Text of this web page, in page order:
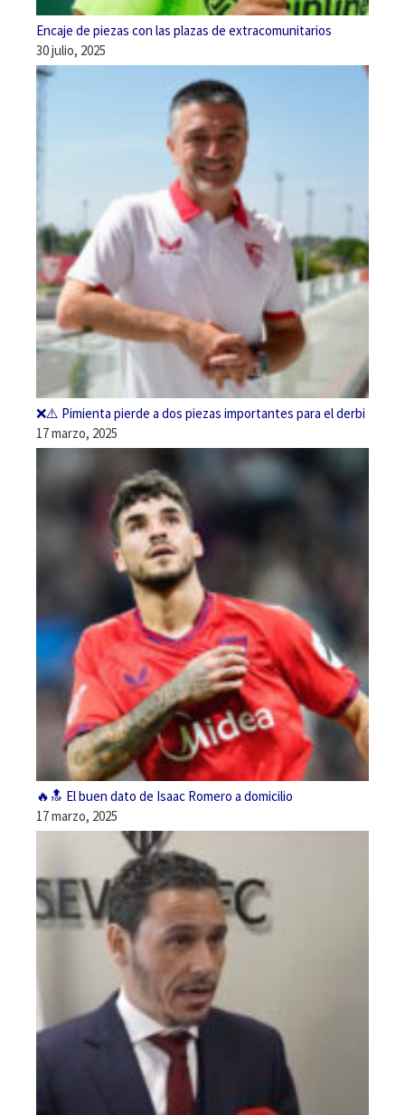
Encaje de piezas con las plazas de extracomunitarios
30 julio, 2025
❌⚠️ Pimienta pierde a dos piezas importantes para el derbi
17 marzo, 2025
🔥🔝 El buen dato de Isaac Romero a domicilio
17 marzo, 2025